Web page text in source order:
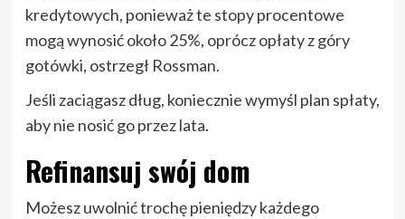
kredytowych, ponieważ te stopy procentowe
mogą wynosić około 25%, oprócz opłaty z góry
gotówki, ostrzegł Rossman.
Jeśli zaciągasz dług, koniecznie wymyśl plan spłaty,
aby nie nosić go przez lata.
Refinansuj swój dom
Możesz uwolnić trochę pieniędzy każdego